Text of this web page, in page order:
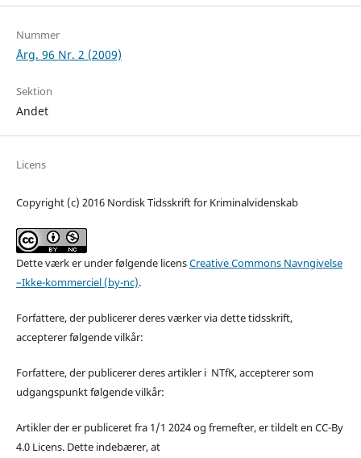
Nummer
Årg. 96 Nr. 2 (2009)
Sektion
Andet
Licens
Copyright (c) 2016 Nordisk Tidsskrift for Kriminalvidenskab
Dette værk er under følgende licensCreative Commons Navngivelse
–Ikke-kommerciel (by-nc).
Forfattere, der publicerer deres værker via dette tidsskrift,
accepterer følgende vilkår:
Forfattere, der publicerer deres artikler i NTfK, accepterer som
udgangspunkt følgende vilkår:
Artikler der er publiceret fra 1/1 2024 og fremefter, er tildelt en CC-By
4.0 Licens. Dette indebærer, at